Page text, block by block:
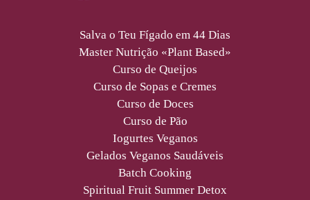
Salva o Teu Fígado em 44 Dias
Master Nutrição «Plant Based»
Curso de Queijos
Curso de Sopas e Cremes
Curso de Doces
Curso de Pão
Iogurtes Veganos
Gelados Veganos Saudáveis
Batch Cooking
Spiritual Fruit Summer Detox